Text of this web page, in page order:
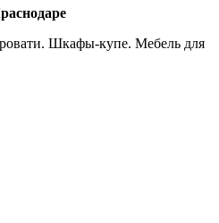
Шкафы-купе. Мебель для